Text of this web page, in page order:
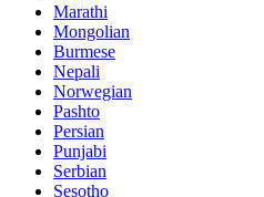
Marathi
Mongolian
Burmese
Nepali
Norwegian
Pashto
Persian
Punjabi
Serbian
Sesotho